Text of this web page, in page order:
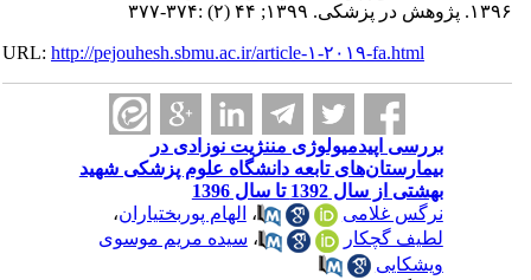
۱۳۹۶. پژوهش در پزشکی. ۱۳۹۹; ۴۴ (۲) :۳۷۴-۳۷۷
URL:http://pejouhesh.sbmu.ac.ir/article-۱-۲۰۱۹-fa.html
بررسی اپیدمیولوژی مننژیت نوزادی در
بیمارستان‌های تابعه دانشگاه علوم پزشکی شهید
بهشتی از سال 1392 تا سال 1396
نرگس غلامی
،الهام پوربختیاران ،
لطیف گچکار
،سیده مریم موسوی
ویشکایی